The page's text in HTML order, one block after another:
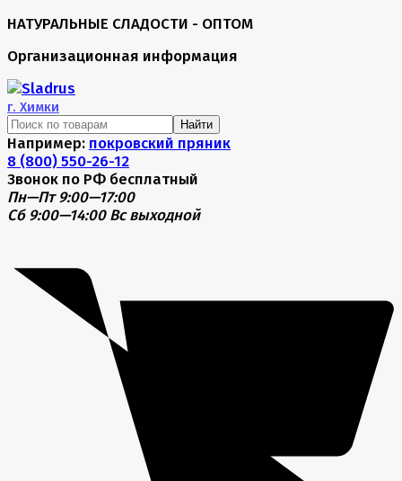
НАТУРАЛЬНЫЕ СЛАДОСТИ - ОПТОМ
Организационная информация
г. Химки
Найти
Например: покровский пряник
8 (800) 550-26-12
Звонок по РФ бесплатный
Пн—Пт 9:00—17:00
Сб 9:00—14:00 Вс выходной